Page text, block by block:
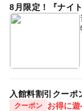
8月限定！『ナイ
入館料割引クー
クーポン
お得に遊